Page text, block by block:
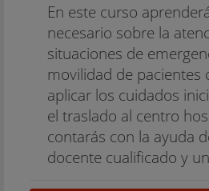
En este curso
necesario sobre la
situaciones de
movilidad de pacientes
aplicar los cuidados
el traslado al centro
contarás con la ayuda
docente cualificado y